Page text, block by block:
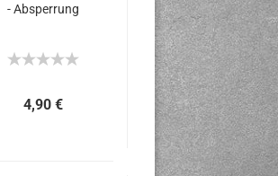
- Absperrung
4,90 €